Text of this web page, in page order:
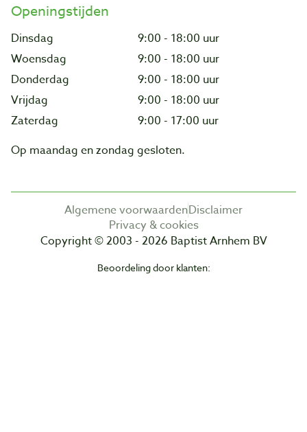
Openingstijden
Dinsdag
9:00 - 18:00 uur
Woensdag
9:00 - 18:00 uur
Donderdag
9:00 - 18:00 uur
Vrijdag
9:00 - 18:00 uur
Zaterdag
9:00 - 17:00 uur
Op maandag en zondag gesloten.
Algemene voorwaardenDisclaimer
Privacy & cookies
Copyright © 2003 - 2026 Baptist Arnhem BV
Beoordeling door klanten: